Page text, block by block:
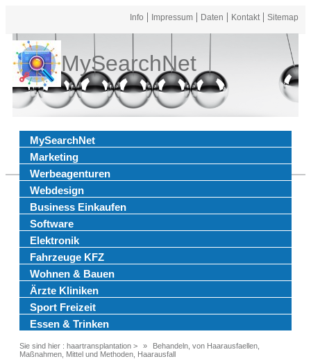
Info Impressum Daten Kontakt Sitemap
MySearchNet
MySearchNet
Marketing
Werbeagenturen
Webdesign
Business Einkaufen
Software
Elektronik
Fahrzeuge KFZ
Wohnen & Bauen
Ärzte Kliniken
Sport Freizeit
Essen & Trinken
Sie sind hier : haartransplantation >
Behandeln, von Haarausfaellen,
Maßnahmen, Mittel und Methoden, Haarausfall